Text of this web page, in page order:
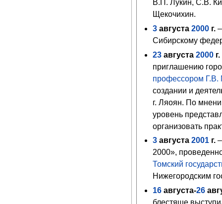
В.П. Лукин, С.В.
Щекочихин.
3 августа 2000 г.
Сибирскому
23 августа 2000 г.
приглашению
профессором Г.В.
создании и
г. Ляоян. По
уровень
организовать
3 августа 2001 г.
2000»,
Томский
Нижегородским
16 августа-26